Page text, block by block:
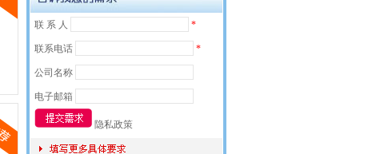
联 系 人 *
联系电话 *
公司名称
电子邮箱
隐私政策